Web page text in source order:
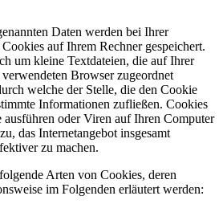
Daten werden bei Ihrer
auf Ihrem Rechner gespeichert.
um kleine Textdateien, die auf Ihrer
Browser zugeordnet
welche der Stelle, die den Cookie
Informationen zufließen. Cookies
ausführen oder Viren auf Ihren Computer
das Internetangebot insgesamt
zu machen.
Arten von Cookies, deren
im Folgenden erläutert werden: